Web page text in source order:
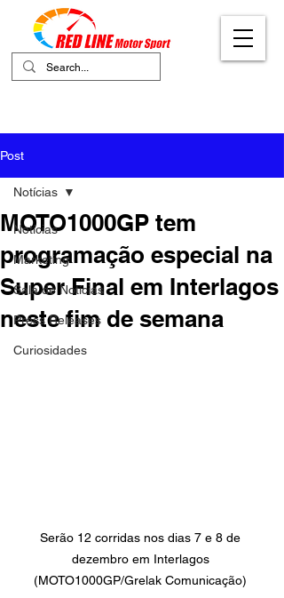
Post
Notícias
Marketing
Sala de Notícias
Press Releases
Curiosidades
Notícias
MOTO1000GP tem
programação especial na
Super Final em Interlagos
neste fim de semana
Serão 12 corridas nos dias 7 e 8 de
dezembro em Interlagos
(MOTO1000GP/Grelak Comunicação)